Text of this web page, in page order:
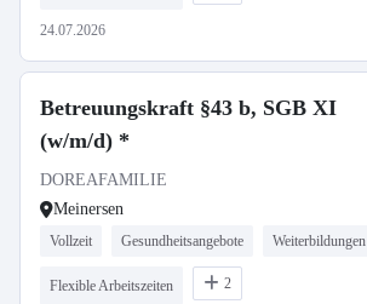
24.07.2026
Betreuungskraft §43 b, SGB XI
(w/m/d) *
DOREAFAMILIE
Meinersen
Vollzeit Gesundheitsangebote Weiterbildungen
Flexible Arbeitszeiten 2